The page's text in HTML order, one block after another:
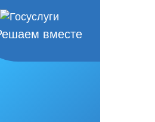
вместе